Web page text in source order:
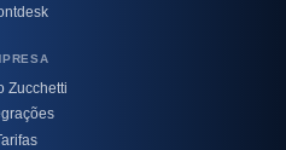
Zucchetti